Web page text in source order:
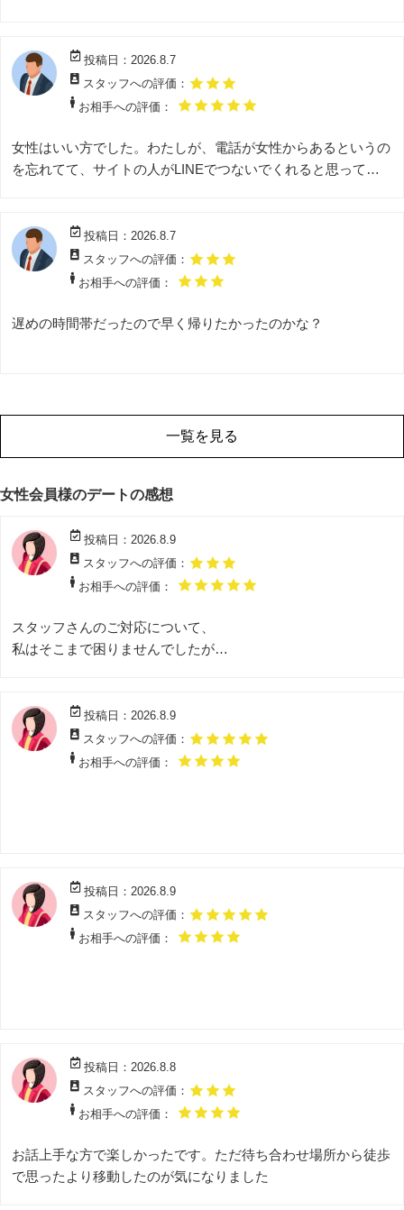
投稿日：2026.8.7
スタッフへの評価：
お相手への評価：
女性はいい方でした。わたしが、電話が女性からあるというの
を忘れてて、サイトの人がLINEでつないでくれると思ってい
えましたけど、女性から電話があるというのは、事前のLINE
のやり取りの時に、もう一度教えてもらえたらなと思いまし
た。直前にきたメールには書いてあったなと、後で見たときに
て時間になってるのに女性も現れないし、私のLINEにサイト
ようで、お相手のかたのおかげです
投稿日：2026.8.7
スタッフへの評価：
お相手への評価：
遅めの時間帯だったので早く帰りたかったのかな？
一覧を見る
女性会員様のデートの感想
投稿日：2026.8.9
スタッフへの評価：
お相手への評価：
スタッフさんのご対応について、
私はそこまで困りませんでしたが
・当日に20分ほど遅れる
上記2点を伝えていたようですが、私に伝わっていなく、男性
側は少しお怒りでした。私も事前に遅れそうな文面と分かって
投稿日：2026.8.9
スタッフへの評価：
お相手への評価：
投稿日：2026.8.9
スタッフへの評価：
お相手への評価：
投稿日：2026.8.8
スタッフへの評価：
お相手への評価：
お話上手な方で楽しかったです。ただ待ち合わせ場所から徒歩
で思ったより移動したのが気になりました